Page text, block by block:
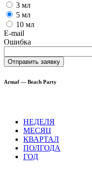
3 мл
5 мл
10 мл
E-mail
Ошибка
Отправить заявку
Armaf — Beach Party
НЕДЕЛЯ
МЕСЯЦ
КВАРТАЛ
ПОЛГОДА
ГОД